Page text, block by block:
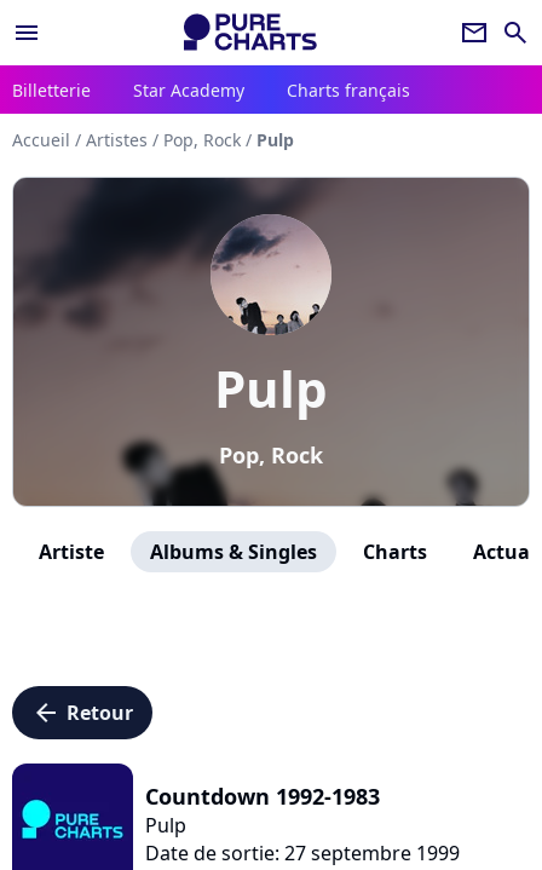
menu newsletter search
Billetterie Star Academy Charts français
Accueil / Artistes / Pop, Rock / Pulp
Pulp
Pop, Rock
Artiste Albums & Singles Charts
arrow_left Retour
Countdown 1992-1983
Pulp
Date de sortie: 27 septembre 1999